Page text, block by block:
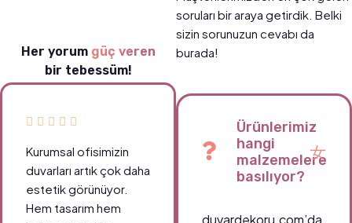
Her yorum güç veren
bir tebessüm!
Kurumsal ofisimizin
duvarları artık çok daha
estetik görünüyor.
Hem tasarım hem
soruları bir araya getirdik. Belki
sizin sorunuzun cevabı da
burada!
Ürünlerimiz
hangi
malzemelere
basılıyor?
duvardekoru.com’da